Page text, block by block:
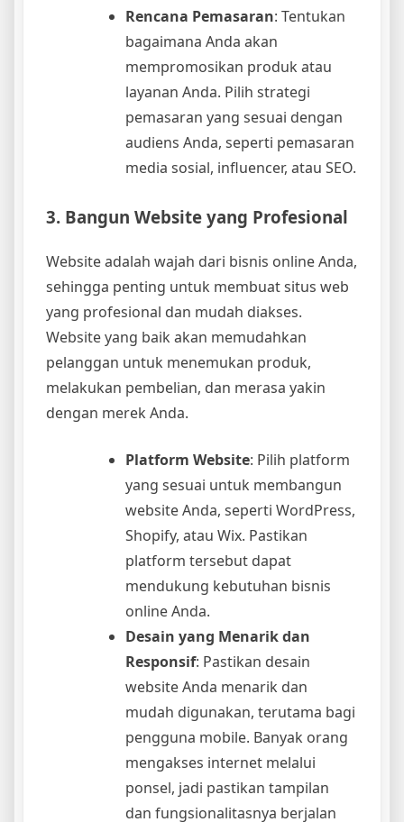
Rencana Pemasaran: Tentukan
bagaimana Anda akan
mempromosikan produk atau
layanan Anda. Pilih strategi
pemasaran yang sesuai dengan
audiens Anda, seperti pemasaran
media sosial, influencer, atau SEO.
3. Bangun Website yang Profesional
Website adalah wajah dari bisnis online Anda,
sehingga penting untuk membuat situs web
yang profesional dan mudah diakses.
Website yang baik akan memudahkan
pelanggan untuk menemukan produk,
melakukan pembelian, dan merasa yakin
dengan merek Anda.
Platform Website: Pilih platform
yang sesuai untuk membangun
website Anda, seperti WordPress,
Shopify, atau Wix. Pastikan
platform tersebut dapat
mendukung kebutuhan bisnis
online Anda.
Desain yang Menarik dan
Responsif: Pastikan desain
website Anda menarik dan
mudah digunakan, terutama bagi
pengguna mobile. Banyak orang
mengakses internet melalui
ponsel, jadi pastikan tampilan
dan fungsionalitasnya berjalan